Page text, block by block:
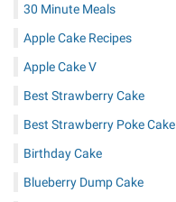
30 Minute Meals
Apple Cake Recipes
Apple Cake V
Best Strawberry Cake
Best Strawberry Poke Cake
Birthday Cake
Blueberry Dump Cake